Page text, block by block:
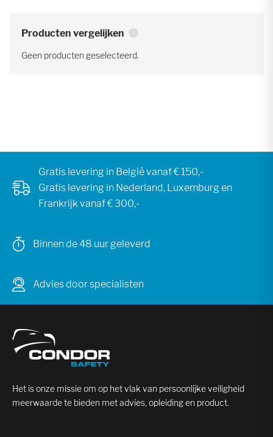
Producten vergelijken
Geen producten geselecteerd.
Gratis levering in België vanaf € 150,-
Gratis levering in Nederland, Luxemburg en
Frankrijk vanaf € 300,-
Binnen de 48 uur geleverd
Advies door specialisten
Het is onze missie om op het vlak van persoonlijke veiligheid
meerwaarde te bieden met advies, opleiding en product.